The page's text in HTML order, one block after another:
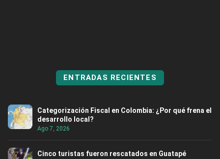
ENTRADAS RECIENTES
Categorización Fiscal en Colombia: ¿Por qué frena el
desarrollo local?
Ago 7, 2026
Cinco turistas fueron rescatados en Guatapé